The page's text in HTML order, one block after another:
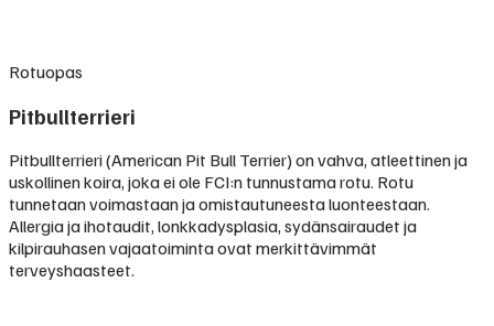
Rotuopas
Pitbullterrieri
Pitbullterrieri (American Pit Bull Terrier) on vahva, atleettinen ja
uskollinen koira, joka ei ole FCI:n tunnustama rotu. Rotu
tunnetaan voimastaan ja omistautuneesta luonteestaan.
Allergia ja ihotaudit, lonkkadysplasia, sydänsairaudet ja
kilpirauhasen vajaatoiminta ovat merkittävimmät
terveyshaasteet.